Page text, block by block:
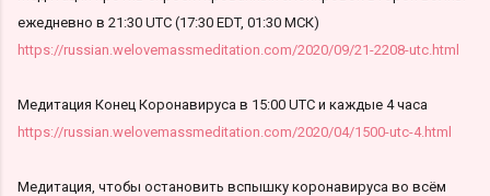
ежедневно в 21:30 UTC (17:30 EDT, 01:30 МСК)
https://russian.welovemassmeditation.com/2020/09/21-2208-utc.html
Медитация Конец Коронавируса в 15:00 UTC и каждые 4 часа
https://russian.welovemassmeditation.com/2020/04/1500-utc-4.html
Медитация, чтобы остановить вспышку коронавируса во всём